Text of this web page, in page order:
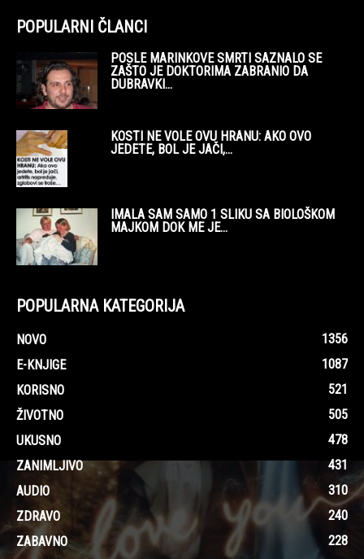
POPULARNI ČLANCI
POSLE MARINKOVE SMRTI SAZNALO SE
ZAŠTO JE DOKTORIMA ZABRANIO DA
DUBRAVKI...
KOSTI NE VOLE OVU HRANU: AKO OVO
JEDETE, BOL JE JAČI,...
IMALA SAM SAMO 1 SLIKU SA BIOLOŠKOM
MAJKOM DOK ME JE...
POPULARNA KATEGORIJA
NOVO
1356
E-KNJIGE
1087
KORISNO
521
ŽIVOTNO
505
UKUSNO
478
ZANIMLJIVO
431
AUDIO
310
ZDRAVO
240
ZABAVNO
228